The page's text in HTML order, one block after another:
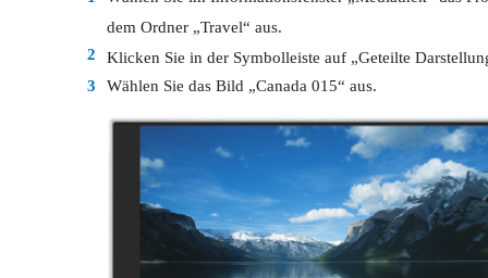
dem Ordner „Travel“ aus.
Klicken Sie in der Symbolleiste auf „Geteilte
2
Wählen Sie das Bild „Canada 015“ aus.
3